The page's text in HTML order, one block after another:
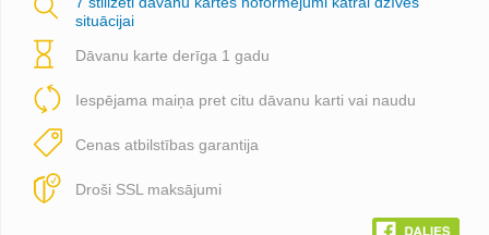
situācijai
Dāvanu karte derīga 1 gadu
Iespējama maiņa pret citu dāvanu karti vai naudu
Cenas atbilstības garantija
Droši SSL maksājumi